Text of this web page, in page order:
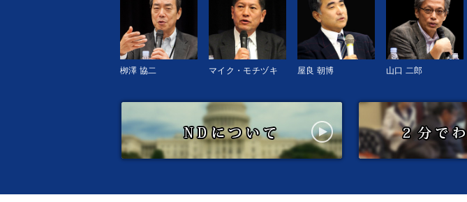
栁澤 協二 マイク・モチヅキ 屋良 朝博 山口 二郎